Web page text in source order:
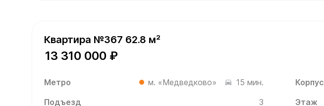
Квартира №367 62.8 м²
13 310 000 ₽
Метро м. «Медведково» 15 мин. Корпус
Подъезд 3 Этаж